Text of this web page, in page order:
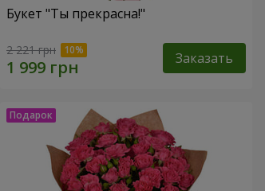
Букет "Ты прекрасна!"
2 221 грн Заказать